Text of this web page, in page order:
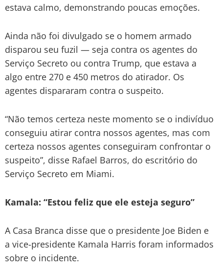
estava calmo, demonstrando poucas emoções.
Ainda não foi divulgado se o homem armado
disparou seu fuzil — seja contra os agentes do
Serviço Secreto ou contra Trump, que estava a
algo entre 270 e 450 metros do atirador. Os
agentes dispararam contra o suspeito.
“Não temos certeza neste momento se o indivíduo
conseguiu atirar contra nossos agentes, mas com
certeza nossos agentes conseguiram confrontar o
suspeito”, disse Rafael Barros, do escritório do
Serviço Secreto em Miami.
Kamala: “Estou feliz que ele esteja seguro”
A Casa Branca disse que o presidente Joe Biden e
a vice-presidente Kamala Harris foram informados
sobre o incidente.